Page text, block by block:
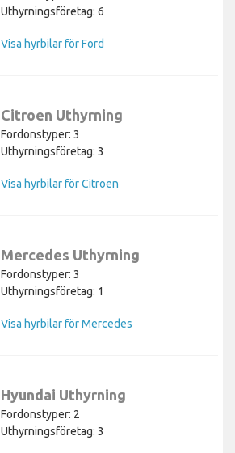
Uthyrningsföretag: 6
Visa hyrbilar för Ford
Citroen Uthyrning
Fordonstyper: 3
Uthyrningsföretag: 3
Visa hyrbilar för Citroen
Mercedes Uthyrning
Fordonstyper: 3
Uthyrningsföretag: 1
Visa hyrbilar för Mercedes
Hyundai Uthyrning
Fordonstyper: 2
Uthyrningsföretag: 3